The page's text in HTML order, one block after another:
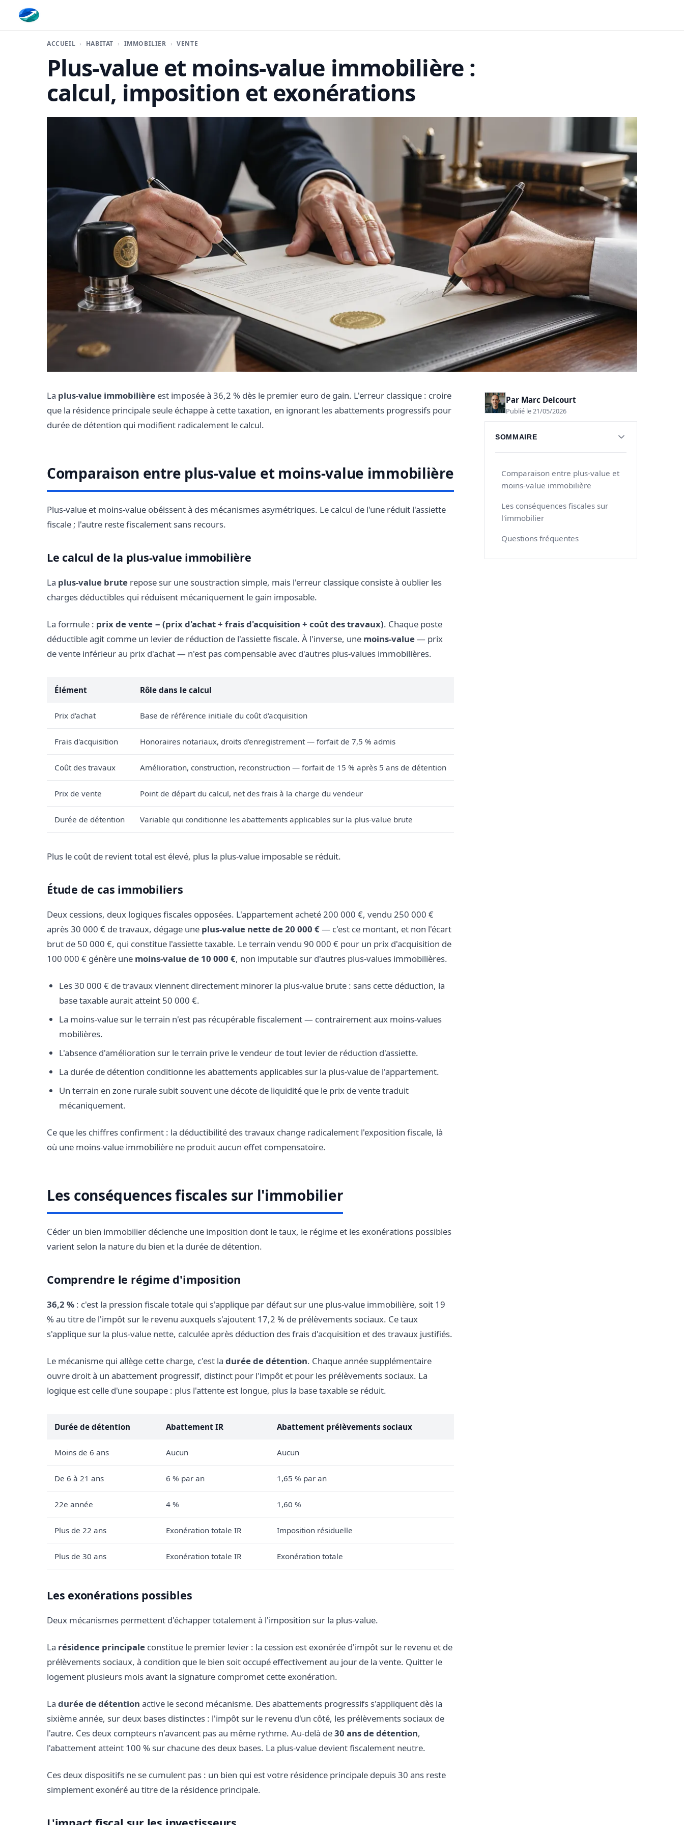
ACCUEIL HABITAT IMMOBILIER VENTE
Plus-value et moins-value immobilière :
calcul, imposition et exonérations
Par Marc Delcourt
Publié le 21/05/2026
SOMMAIRE
Comparaison entre plus-value et
moins-value immobilière
Les conséquences fiscales sur
l'immobilier
Questions fréquentes
La plus-value immobilière est imposée à 36,2 % dès le premier euro de gain. L'erreur classique : croire
que la résidence principale seule échappe à cette taxation, en ignorant les abattements progressifs pour
durée de détention qui modifient radicalement le calcul.
Comparaison entre plus-value et moins-value immobilière
Plus-value et moins-value obéissent à des mécanismes asymétriques. Le calcul de l'une réduit l'assiette
fiscale ; l'autre reste fiscalement sans recours.
Le calcul de la plus-value immobilière
La plus-value brute repose sur une soustraction simple, mais l'erreur classique consiste à oublier les
charges déductibles qui réduisent mécaniquement le gain imposable.
La formule : prix de vente − (prix d'achat + frais d'acquisition + coût des travaux). Chaque poste
déductible agit comme un levier de réduction de l'assiette fiscale. À l'inverse, une moins-value— prix
de vente inférieur au prix d'achat — n'est pas compensable avec d'autres plus-values immobilières.
Élément Rôle dans le calcul
Prix d'achat Base de référence initiale du coût d'acquisition
Frais d'acquisition Honoraires notariaux, droits d'enregistrement — forfait de 7,5 % admis
Coût des travaux Amélioration, construction, reconstruction — forfait de 15 % après 5 ans de détention
Prix de vente Point de départ du calcul, net des frais à la charge du vendeur
Durée de détention Variable qui conditionne les abattements applicables sur la plus-value brute
Plus le coût de revient total est élevé, plus la plus-value imposable se réduit.
Étude de cas immobiliers
Deux cessions, deux logiques fiscales opposées. L'appartement acheté 200 000 €, vendu 250 000 €
après 30 000 € de travaux, dégage une plus-value nette de 20 000 €— c'est ce montant, et non l'écart
brut de 50 000 €, qui constitue l'assiette taxable. Le terrain vendu 90 000 € pour un prix d'acquisition de
100 000 € génère une moins-value de 10 000 €, non imputable sur d'autres plus-values immobilières.
Les 30 000 € de travaux viennent directement minorer la plus-value brute : sans cette déduction, la
base taxable aurait atteint 50 000 €.
La moins-value sur le terrain n'est pas récupérable fiscalement — contrairement aux moins-values
mobilières.
L'absence d'amélioration sur le terrain prive le vendeur de tout levier de réduction d'assiette.
La durée de détention conditionne les abattements applicables sur la plus-value de l'appartement.
Un terrain en zone rurale subit souvent une décote de liquidité que le prix de vente traduit
mécaniquement.
Ce que les chiffres confirment : la déductibilité des travaux change radicalement l'exposition fiscale, là
où une moins-value immobilière ne produit aucun effet compensatoire.
Les conséquences fiscales sur l'immobilier
Céder un bien immobilier déclenche une imposition dont le taux, le régime et les exonérations possibles
varient selon la nature du bien et la durée de détention.
Comprendre le régime d'imposition
36,2 % : c'est la pression fiscale totale qui s'applique par défaut sur une plus-value immobilière, soit 19
% au titre de l'impôt sur le revenu auxquels s'ajoutent 17,2 % de prélèvements sociaux. Ce taux
s'applique sur la plus-value nette, calculée après déduction des frais d'acquisition et des travaux justifiés.
Le mécanisme qui allège cette charge, c'est la durée de détention. Chaque année supplémentaire
ouvre droit à un abattement progressif, distinct pour l'impôt et pour les prélèvements sociaux. La
logique est celle d'une soupape : plus l'attente est longue, plus la base taxable se réduit.
Durée de détention Abattement IR Abattement prélèvements sociaux
Moins de 6 ans Aucun Aucun
De 6 à 21 ans 6 % par an 1,65 % par an
22e année 4 % 1,60 %
Plus de 22 ans Exonération totale IR Imposition résiduelle
Plus de 30 ans Exonération totale IR Exonération totale
Les exonérations possibles
Deux mécanismes permettent d'échapper totalement à l'imposition sur la plus-value.
La résidence principale constitue le premier levier : la cession est exonérée d'impôt sur le revenu et de
prélèvements sociaux, à condition que le bien soit occupé effectivement au jour de la vente. Quitter le
logement plusieurs mois avant la signature compromet cette exonération.
La durée de détention active le second mécanisme. Des abattements progressifs s'appliquent dès la
sixième année, sur deux bases distinctes : l'impôt sur le revenu d'un côté, les prélèvements sociaux de
l'autre. Ces deux compteurs n'avancent pas au même rythme. Au-delà de30 ans de détention,
l'abattement atteint 100 % sur chacune des deux bases. La plus-value devient fiscalement neutre.
Ces deux dispositifs ne se cumulent pas : un bien qui est votre résidence principale depuis 30 ans reste
simplement exonéré au titre de la résidence principale.